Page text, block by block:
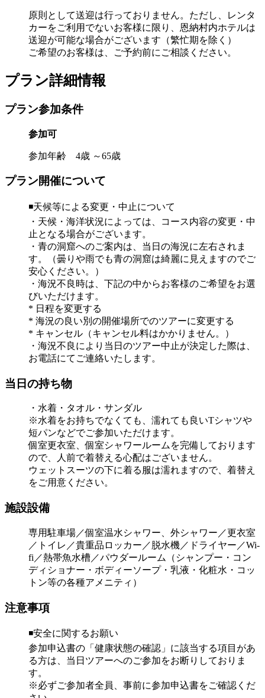
原則として送迎は行っておりません。ただし、レンタ
カーをご利用でないお客様に限り、恩納村内ホテルは
送迎が可能な場合がございます（繁忙期を除く）
ご希望のお客様は、ご予約前にご相談ください。
プラン詳細情報
プラン参加条件
参加可
参加年齢 4歳 ～65歳
プラン開催について
◾️天候等による変更・中止について
・天候・海洋状況によっては、コース内容の変更・中
止となる場合がございます。
・青の洞窟へのご案内は、当日の海況に左右されま
す。（曇りや雨でも青の洞窟は綺麗に見えますのでご
安心ください。）
・海況不良時は、下記の中からお客様のご希望をお選
びいただけます。
* 日程を変更する
* 海況の良い別の開催場所でのツアーに変更する
* キャンセル（キャンセル料はかかりません。）
・海況不良により当日のツアー中止が決定した際は、
お電話にてご連絡いたします。
当日の持ち物
・水着・タオル・サンダル
※水着をお持ちでなくても、濡れても良いTシャツや
短パンなどでご参加いただけます。
個室更衣室、個室シャワールームを完備しております
ので、人前で着替える心配はございません。
ウェットスーツの下に着る服は濡れますので、着替え
をご用意ください。
施設設備
専用駐車場／個室温水シャワー、外シャワー／更衣室
／トイレ／貴重品ロッカー／脱水機／ドライヤー／Wi-
fi／熱帯魚水槽／パウダールーム（シャンプー・コン
ディショナー・ボディーソープ・乳液・化粧水・コッ
トン等の各種アメニティ）
注意事項
◾️安全に関するお願い
参加申込書の「健康状態の確認」に該当する項目があ
る方は、当日ツアーへのご参加をお断りしておりま
す。
※必ずご参加者全員、事前に参加申込書をご確認くだ